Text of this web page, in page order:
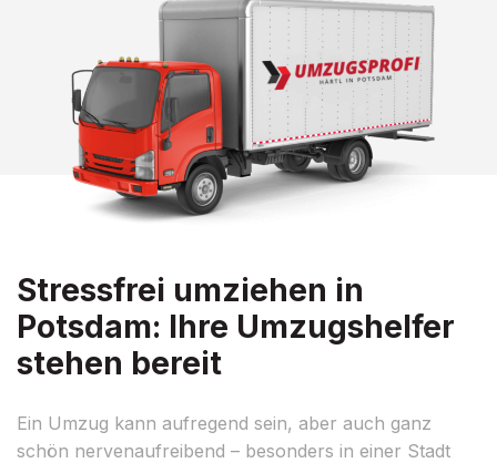
Stressfrei umziehen in
Potsdam: Ihre Umzugshelfer
stehen bereit
Ein Umzug kann aufregend sein, aber auch ganz
schön nervenaufreibend – besonders in einer Stadt